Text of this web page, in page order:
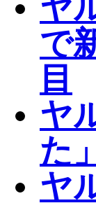
ヤ
で
目
ヤ
た
ヤ